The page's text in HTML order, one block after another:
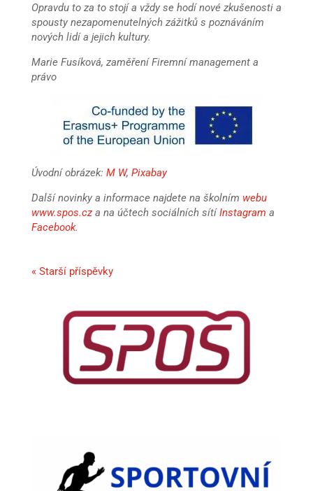
Opravdu to za to stojí a vždy se hodí nové zkušenosti a
spousty nezapomenutelných zážitků s poznáváním
nových lidí a jejich kultury.
Marie Fusíková, zaměření Firemní management a
právo
Úvodní obrázek: M W, Pixabay
Další novinky a informace najdete na školním webu
www.spos.cza na účtech sociálních sítíInstagram a
Facebook.
« Starší příspěvky